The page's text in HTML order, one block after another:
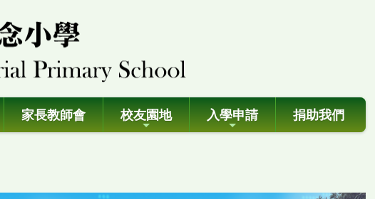
家長教師會 校友園地 入學申請 捐助我們